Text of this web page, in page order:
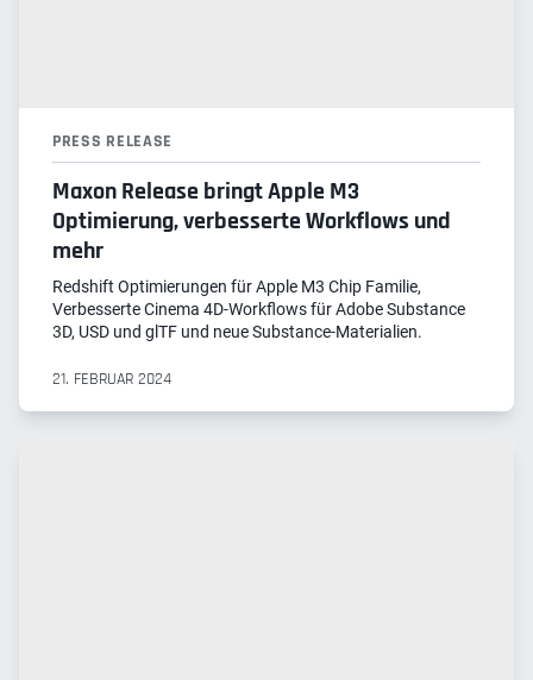
PRESS RELEASE
Maxon Release bringt Apple M3
Optimierung, verbesserte Workflows und
mehr
Redshift Optimierungen für Apple M3 Chip Familie,
Verbesserte Cinema 4D-Workflows für Adobe Substance
3D, USD und glTF und neue Substance-Materialien.
21. FEBRUAR 2024